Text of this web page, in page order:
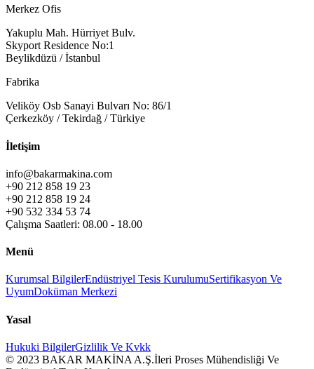
Merkez Ofis
Yakuplu Mah. Hürriyet Bulv.
Skyport Residence No:1
Beylikdüzü / İstanbul
Fabrika
Veliköy Osb Sanayi Bulvarı No: 86/1
Çerkezköy / Tekirdağ / Türkiye
İletişim
info@bakarmakina.com
+90 212 858 19 23
+90 212 858 19 24
+90 532 334 53 74
Çalışma Saatleri: 08.00 - 18.00
Menü
Kurumsal BilgilerEndüstriyel Tesis KurulumuSertifikasyon Ve
UyumDoküman Merkezi
Yasal
Hukuki BilgilerGizlilik Ve Kvkk
© 2023 BAKAR MAKİNA A.Ş.İleri Proses Mühendisliği Ve